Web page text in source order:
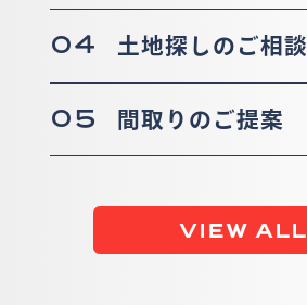
04 土地探しのご相談
05 間取りのご提案
VIEW ALL